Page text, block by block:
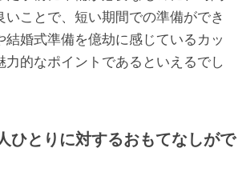
いことで、短い期間での準備ができ
結婚式準備を億劫に感じているカッ
力的なポイントであるといえるでし
ひとりに対するおもてなしがで